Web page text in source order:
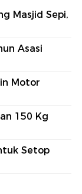
Masjid Sepi,
Asasi
Motor
150 Kg
Setop